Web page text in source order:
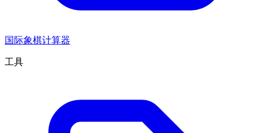
国际象棋计算器
工具